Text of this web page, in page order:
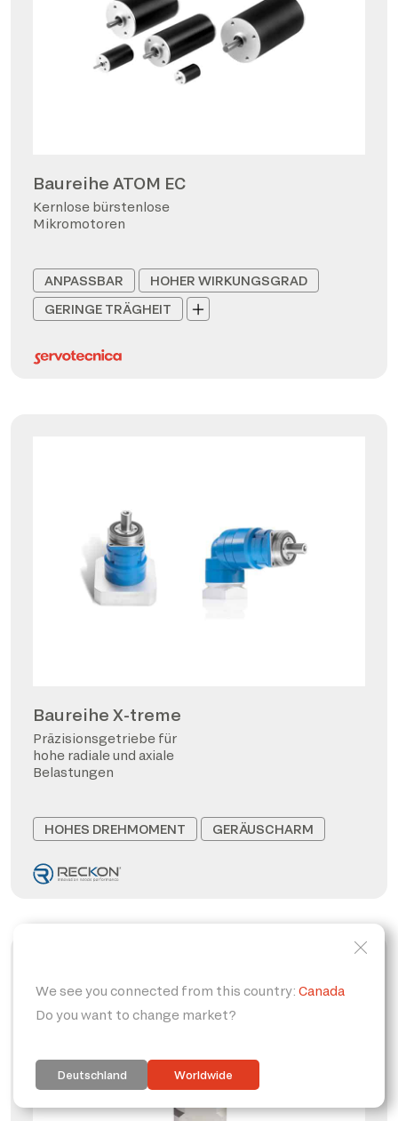
Baureihe ATOM EC
Kernlose bürstenlose
Mikromotoren
ANPASSBAR
HOHER WIRKUNGSGRAD
GERINGE TRÄGHEIT
Baureihe X-treme
Präzisionsgetriebe für
hohe radiale und axiale
Belastungen
HOHES DREHMOMENT GERÄUSCHARM